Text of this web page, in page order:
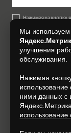
Нажимая на кнопку,
Согласии на
+7
Мы
улучшения
обслуживания.
Нажимая
ними данных с